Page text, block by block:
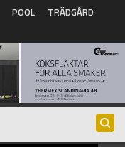
POOL
TRÄDGÅRD